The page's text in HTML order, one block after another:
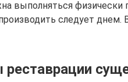
выполняться
следует
реставрации